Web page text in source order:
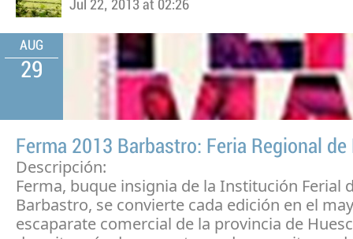
Jul 22, 2013 at 02:26
AUG
29
Ferma 2013 Barbastro: Feria Regional
Descripción:
Ferma, buque insignia de la Institución Ferial
Barbastro, se convierte cada edición en el
escaparate comercial de la provincia de